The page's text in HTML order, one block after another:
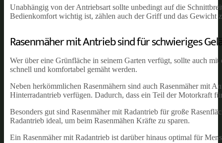
Unabhängig von der Antriebsart sollte unbedingt auf die
Bedienkomfort wichtig ist, zählen auch der Griff und das Gewicht
Rasenmäher mit Antrieb sind für schwieriges
Wer über eine Grünfläche in seinem Garten verfügt, sollte auch
schnell und komfortabel gemäht werden.
Neben herkömmlichen Rasenmähern sind auch Rasenmäher mit
Hinterradantrieb verfügen. Dadurch, dass ein Teil der Motorkraft
Besonders gut sind Rasenmäher mit Radantrieb für große
Radantrieb ideal, um beim Rasenmähen Kräfte zu sparen.
Ein Rasenmäher mit Radantrieb ist darüber hinaus optimal für